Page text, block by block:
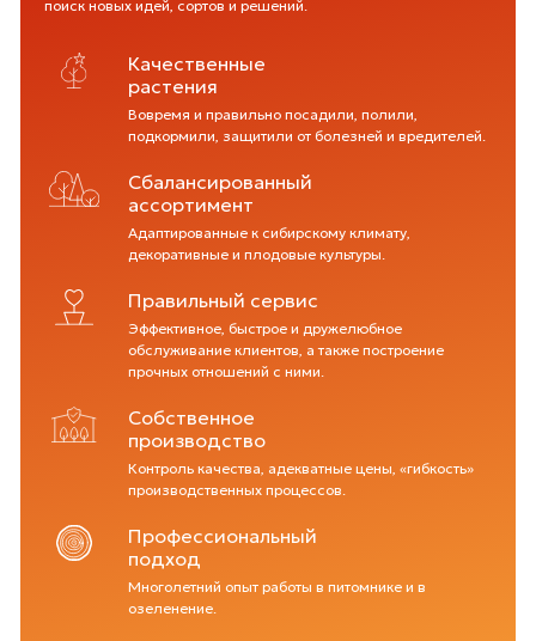
поиск новых идей, сортов и решений.
Качественные
растения
Вовремя и правильно посадили, полили,
подкормили, защитили от болезней и вредителей.
Сбалансированный
ассортимент
Адаптированные к сибирскому климату,
декоративные и плодовые культуры.
Правильный сервис
Эффективное, быстрое и дружелюбное
обслуживание клиентов, а также построение
прочных отношений с ними.
Собственное
производство
Контроль качества, адекватные цены, «гибкость»
производственных процессов.
Профессиональный
подход
Многолетний опыт работы в питомнике и в
озеленение.